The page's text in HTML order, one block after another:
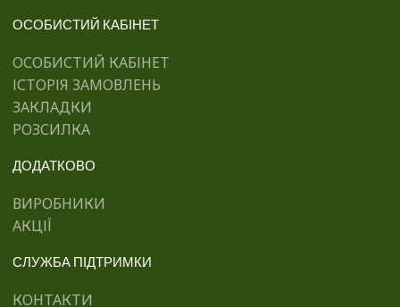
ОСОБИСТИЙ КАБІНЕТ
ОСОБИСТИЙ КАБІНЕТ
ІСТОРІЯ ЗАМОВЛЕНЬ
ЗАКЛАДКИ
РОЗСИЛКА
ДОДАТКОВО
ВИРОБНИКИ
АКЦІЇ
СЛУЖБА ПІДТРИМКИ
КОНТАКТИ